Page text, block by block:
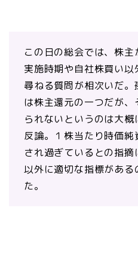
この日の総会では、株
実施時期や自社株買い以
尋ねる質問が相次いだ
は株主還元の一つだが
られないというのは大
反論。１株当たり時価
され過ぎているとの指
以外に適切な指標があ
た。